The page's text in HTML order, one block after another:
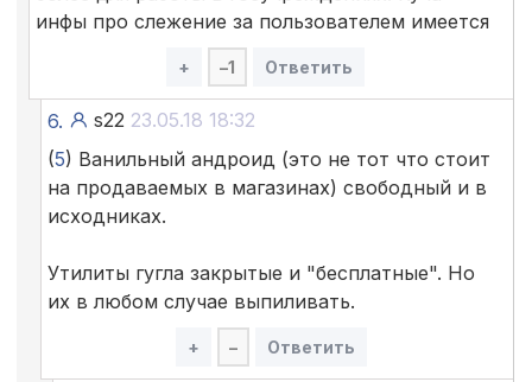
инфы про слежение за пользователем имеется
+ –1 Ответить
6. s22 23.05.18 18:32
(5) Ванильный андроид (это не тот что стоит
на продаваемых в магазинах) свободный и в
исходниках.
Утилиты гугла закрытые и "бесплатные". Но
их в любом случае выпиливать.
+ – Ответить